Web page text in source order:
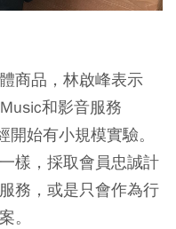
商品，林啟峰表示
和影音服務
始有小規模實驗。
樣，採取會員忠誠計
務，或是只會作為行
。